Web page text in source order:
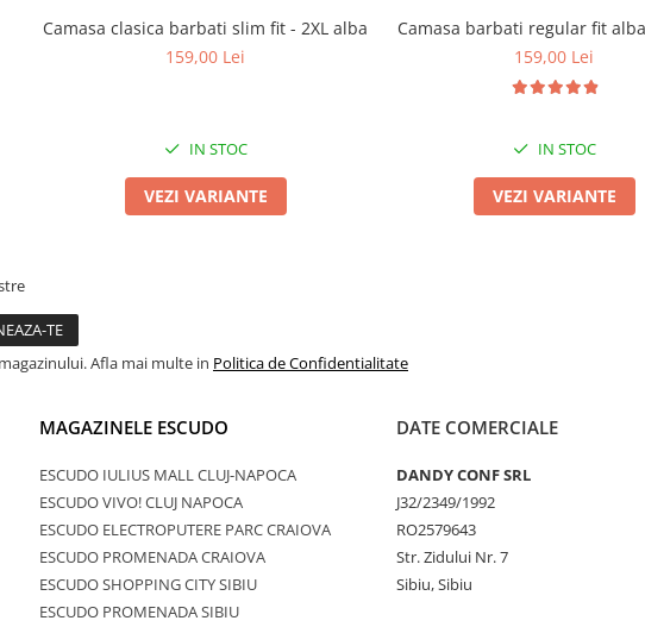
Camasa clasica barbati slim fit - 2XL alba
159,00 Lei
IN STOC
VEZI VARIANTE
Camasa barbati regular fit alba
159,00 Lei
IN STOC
VEZI VARIANTE
Afla mai multe in Politica de Confidentialitate
MAGAZINELE ESCUDO
ESCUDO IULIUS MALL CLUJ-NAPOCA
ESCUDO VIVO! CLUJ NAPOCA
ESCUDO ELECTROPUTERE PARC CRAIOVA
ESCUDO PROMENADA CRAIOVA
ESCUDO SHOPPING CITY SIBIU
ESCUDO PROMENADA SIBIU
DATE COMERCIALE
DANDY CONF SRL
J32/2349/1992
RO2579643
Str. Zidului Nr. 7
Sibiu, Sibiu